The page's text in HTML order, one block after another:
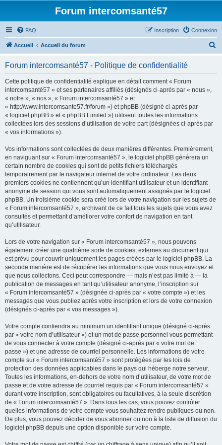
Forum intercomsanté57
FAQ Connexion
Inscription
Accueil Accueil du forum
Forum intercomsanté57 - Politique de confidentialité
Cette politique de confidentialité explique en détail comment « Forum
intercomsanté57 » et ses partenaires affiliés (désignés ci-après par « nous »,
« notre », « nos », « Forum intercomsanté57 » et
« http://www.intercomsante57.fr/forum ») et phpBB (désigné ci-après par
« logiciel phpBB » et « phpBB Limited ») utilisent toutes les informations
collectées lors des sessions d’utilisation de votre part (désignées ci-après par
« vos informations »).
Vos informations sont collectées de deux manières différentes. Premièrement,
en naviguant sur « Forum intercomsanté57 », le logiciel phpBB génèrera un
certain nombre de cookies qui sont de petits fichiers téléchargés
temporairement par le navigateur internet de votre ordinateur. Les deux
premiers cookies ne contiennent qu’un identifiant utilisateur et un identifiant
anonyme de session qui vous sont automatiquement assignés par le logiciel
phpBB. Un troisième cookie sera créé lors de votre navigation sur les sujets de
« Forum intercomsanté57 », archivant de ce fait tous les sujets que vous avez
consultés et permettant d’améliorer votre confort de navigation en tant
qu’utilisateur.
Lors de votre navigation sur « Forum intercomsanté57 », nous pouvons
également créer une quatrième sorte de cookies, externes au document qui
est prévu pour couvrir uniquement les pages créées par le logiciel phpBB. La
seconde manière est de récupérer les informations que vous nous envoyez et
que nous collectons. Ceci peut correspondre — mais n’est pas limité à — la
publication de messages en tant qu’utilisateur anonyme, l’inscription sur
« Forum intercomsanté57 » (désignée ci-après par « votre compte ») et les
messages que vous publiez après votre inscription et lors de votre connexion
(désignés ci-après par « vos messages »).
Votre compte contiendra au minimum un identifiant unique (désigné ci-après
par « votre nom d’utilisateur ») et un mot de passe personnel vous permettant
de vous connecter à votre compte (désigné ci-après par « votre mot de
passe ») et une adresse de courriel personnelle. Les informations de votre
compte sur « Forum intercomsanté57 » sont protégées par les lois de
protection des données applicables dans le pays qui héberge notre serveur.
Toutes les informations, en-dehors de votre nom d’utilisateur, de votre mot de
passe et de votre adresse de courriel requis par « Forum intercomsanté57 »
durant votre inscription, sont obligatoires ou facultatives, à la seule discrétion
de « Forum intercomsanté57 ». Dans tous les cas, vous pouvez contrôler
quelles informations de votre compte vous souhaitez rendre publiques ou non.
De plus, vous pouvez décider de vous abonner ou non à la liste de diffusion du
logiciel phpBB depuis une option disponible sur votre compte.